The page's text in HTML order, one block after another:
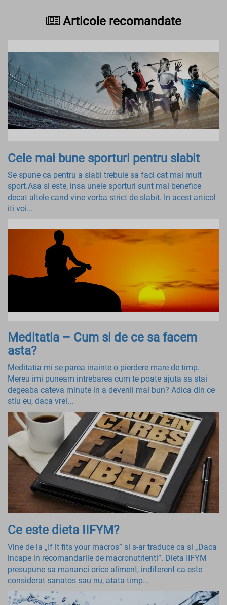
Articole recomandate
Cele mai bune sporturi pentru slabit
Se spune ca pentru a slabi trebuie sa faci cat mai mult
sport.Asa si este, insa unele sporturi sunt mai benefice
decat altele cand vine vorba strict de slabit. In acest articol
iti voi...
Meditatia – Cum si de ce sa facem
asta?
Meditatia mi se parea inainte o pierdere mare de timp.
Mereu imi puneam intrebarea cum te poate ajuta sa stai
degeaba cateva minute in a devenii mai bun? Adica din ce
stiu eu, daca vrei...
Ce este dieta IIFYM?
Vine de la „If it fits your macros” si s-ar traduce ca si „Daca
incape in recomandarile de macronutrienti”. Dieta IIFYM
presupune sa mananci orice aliment, indiferent ca este
considerat sanatos sau nu, atata timp...